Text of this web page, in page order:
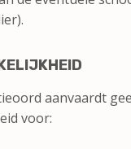
aanvaardt
voor: